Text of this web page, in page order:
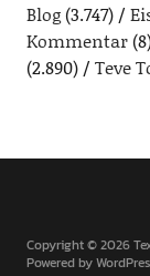
Blog(3.747)
Kommentar
(2.890)
Teve
Copyright © 2026
Powered by